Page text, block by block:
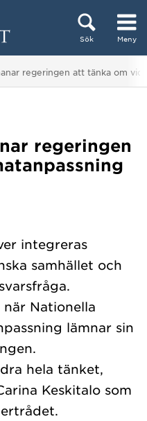
Sök Meny
regeringen att tänka om vid
regeringen
integreras
samhället och
Nationella
lämnar sin
hela tänket,
Keskitalo som